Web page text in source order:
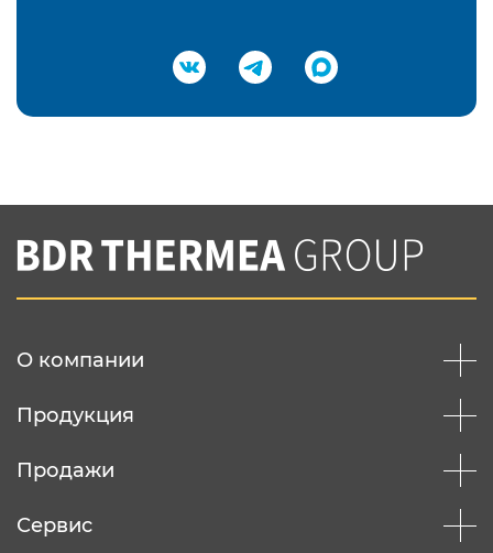
Подтвердить e-mail
Вы соглашаетесь с нашей политикой
конфеденциальности
О компании
Продукция
Продажи
Сервис